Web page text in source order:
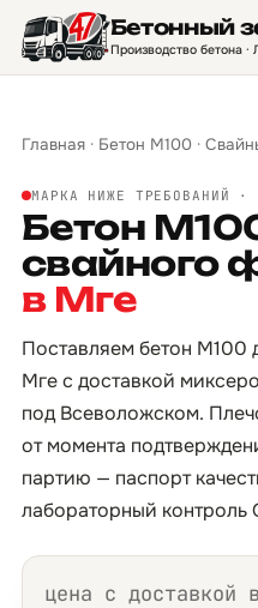
Бетонный
Производство бетона ·
Главная · Бетон М100 ·
МАРКА НИЖЕ ТРЕБОВАНИЙ
Бетон
свайного
в Мге
Поставляем бетон М100
Мге с доставкой
под Всеволожском.
от момента
партию — паспорт
лабораторный контроль
цена с доставкой